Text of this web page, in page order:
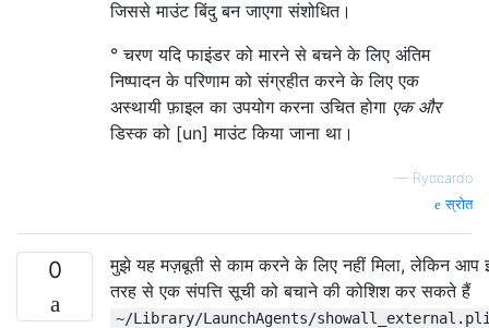
जिससे माउंट बिंदु बन जाएगा संशोधित।
° चरण यदि फाइंडर को मारने से बचने के लिए अंतिम
निष्पादन के परिणाम को संग्रहीत करने के लिए एक
अस्थायी फ़ाइल का उपयोग करना उचित होगा एक और
डिस्क को [un] माउंट किया जाना था।
— Ryccardo
स्रोत
0
मुझे यह मज़बूती से काम करने के लिए नहीं मिला, लेकिन आप
तरह से एक संपत्ति सूची को बचाने की कोशिश कर सकते हैं
~/Library/LaunchAgents/